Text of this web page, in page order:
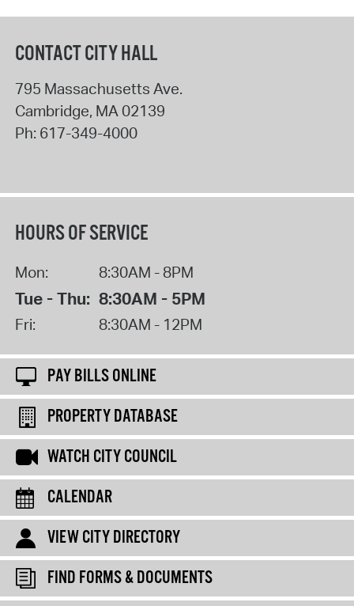
CONTACT CITY HALL
795 Massachusetts Ave.
Cambridge, MA02139
Ph: 617-349-4000
HOURS OF SERVICE
Mon: 8:30AM - 8PM
Tue - Thu: 8:30AM - 5PM
Fri: 8:30AM - 12PM
PAY BILLS ONLINE
PROPERTY DATABASE
WATCH CITY COUNCIL
CALENDAR
VIEW CITY DIRECTORY
FIND FORMS & DOCUMENTS